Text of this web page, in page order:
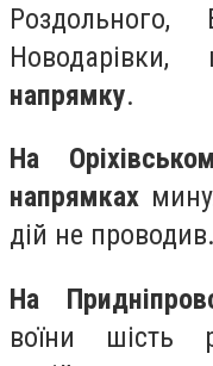
Роздольного,
напрямку.
На
напрямках
дій не проводив.
На
воїни шість